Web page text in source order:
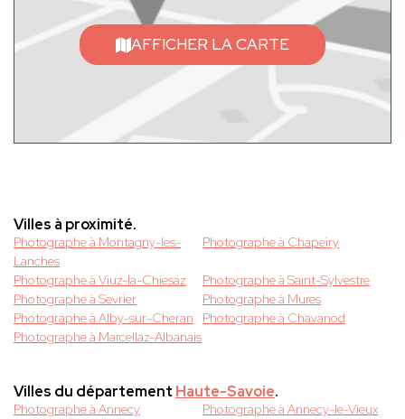
AFFICHER LA CARTE
Villes à proximité.
Photographe à Montagny-les-
Lanches
Photographe à Chapeiry
Photographe à Viuz-la-Chiesaz
Photographe à Saint-Sylvestre
Photographe à Sevrier
Photographe à Mures
Photographe à Alby-sur-Cheran
Photographe à Chavanod
Photographe à Marcellaz-Albanais
Villes du département Haute-Savoie.
Photographe à Annecy
Photographe à Annecy-le-Vieux